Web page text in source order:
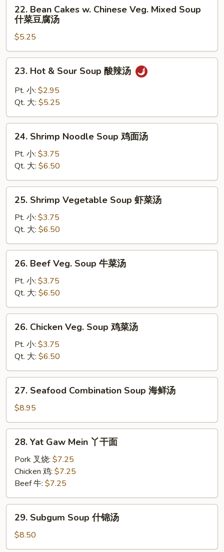
汤
Bean
Cakes
Chinese
Veg.
Mixed
Soup
豆
22. Bean Cakes w. Chinese Veg. Mixed Soup
什菜豆腐汤
$5.25
Hot
Sour
酸
23. Hot & Sour Soup 酸辣汤
Pt. 小: $2.95
Qt. 大: $5.25
Shrimp
Noodle
Soup
鸡
面
24. Shrimp Noodle Soup 鸡面汤
Pt. 小: $3.75
Qt. 大: $6.50
Shrimp
Vegetable
Soup
虾
菜
25. Shrimp Vegetable Soup 虾菜汤
Pt. 小: $3.75
Qt. 大: $6.50
Beef
Veg.
Soup
牛
菜
26. Beef Veg. Soup 牛菜汤
Pt. 小: $3.75
Qt. 大: $6.50
Chicken
Veg.
Soup
鸡
菜
26. Chicken Veg. Soup 鸡菜汤
Pt. 小: $3.75
Qt. 大: $6.50
Seafood
Combination
Soup
海
27. Seafood Combination Soup 海鲜汤
$8.95
Yat
Gaw
Mein
干
面
28. Yat Gaw Mein 丫干面
Pork 叉烧: $7.25
Chicken 鸡: $7.25
Beef 牛: $7.25
Subgum
Soup
什
29. Subgum Soup 什锦汤
$8.50